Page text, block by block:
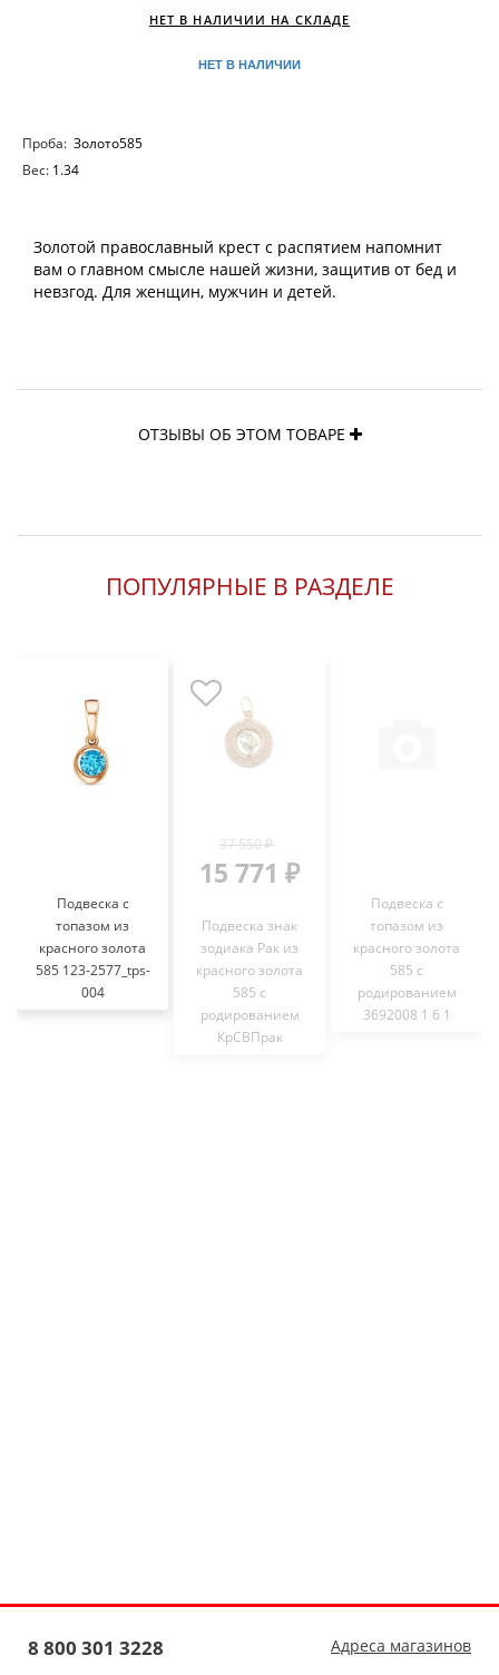
НЕТ В НАЛИЧИИ
НЕТ В НАЛИЧИИ НА СКЛАДЕ
Проба: Золото585
Вес: 1.34
Золотой православный крест с распятием напомнит
вам о главном смысле нашей жизни, защитив от бед и
невзгод. Для женщин, мужчин и детей.
ОТЗЫВЫ ОБ ЭТОМ ТОВАРЕ
ПОПУЛЯРНЫЕ В РАЗДЕЛЕ
Подвеска с
топазом из
красного золота
585 123-2577_tps-
004
37 550 ₽
15 771 ₽
Подвеска знак
зодиака Рак из
красного золота
585 с
родированием
КрСВПрак
Подвеска с
топазом из
красного золота
585 с
родированием
3692008 1 6 1
8 800 301 3228 Адреса магазинов